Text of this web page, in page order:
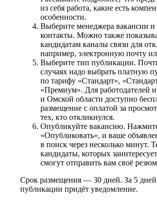
из себя работа, какие есть
особенности.
Выберите менеджера вакансии и
контакты. Можно также
кандидатам каналы связи для
например, электронную почту
Выберите тип публикации.
случаях надо выбрать платную
по тарифу «Стандарт»,
«Премиум». Для работодателей
и Омской области доступно
размещение с оплатой за
тех, кто откликнулся.
Опубликуйте вакансию.
«Опубликовать», и ваше
в поиск через несколько минут.
кандидаты, которых
смогут отправить вам своё
Срок размещения — 30 дней. За 5
публикации придёт уведомление.